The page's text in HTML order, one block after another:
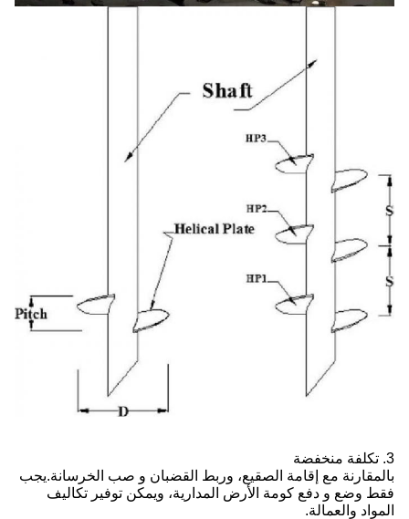
3. تكلفة منخفضة
بالمقارنة مع إقامة الصقيع، وربط القضبان و صب الخرسانة.يجب
فقط وضع و دفع كومة الأرض المدارية، ويمكن توفير تكاليف
المواد والعمالة.